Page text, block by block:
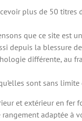
plus de 50
que ce site est
depuis la blessure
différente, au
sont sans limite
et extérieur en fer
adaptée à